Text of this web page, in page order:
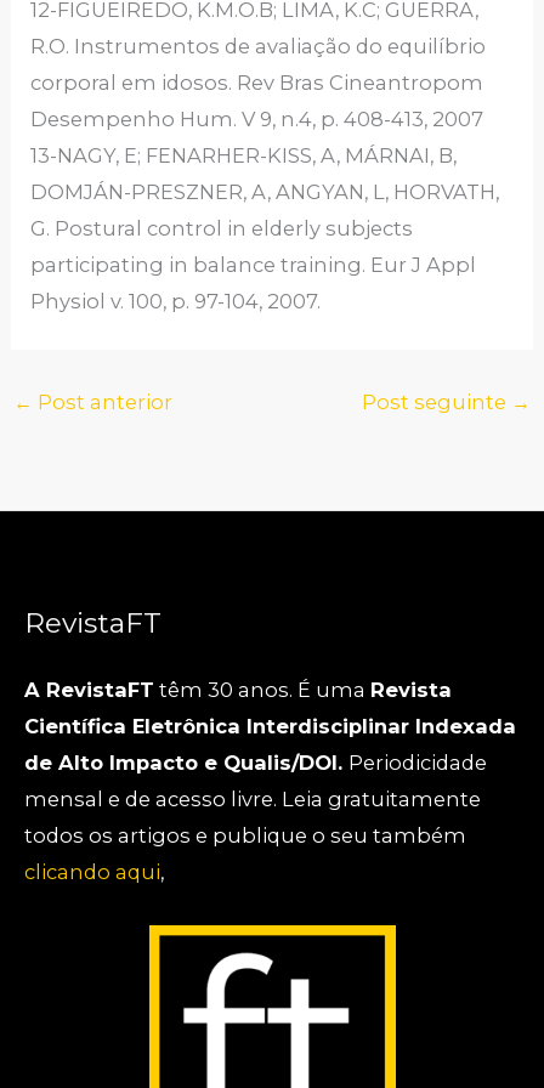
12-FIGUEIREDO, K.M.O.B; LIMA, K.C; GUERRA,
R.O. Instrumentos de avaliação do equilíbrio
corporal em idosos. Rev Bras Cineantropom
Desempenho Hum. V 9, n.4, p. 408-413, 2007
13-NAGY, E; FENARHER-KISS, A, MÁRNAI, B,
DOMJÁN-PRESZNER, A, ANGYAN, L, HORVATH,
G. Postural control in elderly subjects
participating in balance training. Eur J Appl
Physiol v. 100, p. 97-104, 2007.
← Post anterior Post seguinte →
RevistaFT
A RevistaFT têm 30 anos. É uma Revista
Científica Eletrônica Interdisciplinar Indexada
de Alto Impacto e Qualis/DOI. Periodicidade
mensal e de acesso livre. Leia gratuitamente
todos os artigos e publique o seu também
clicando aqui,